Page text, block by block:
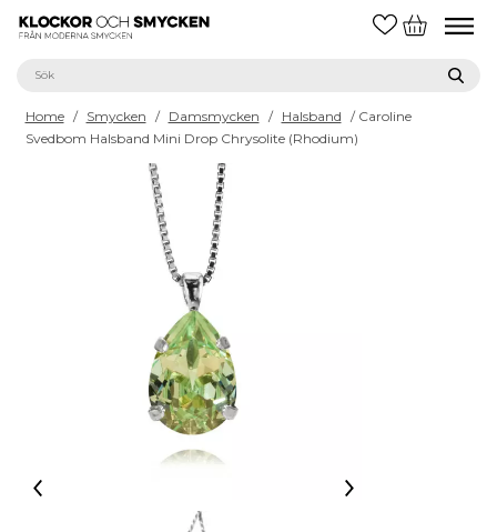
Home / Smycken / Damsmycken / Halsband / Caroline
Svedbom Halsband Mini Drop Chrysolite (Rhodium)